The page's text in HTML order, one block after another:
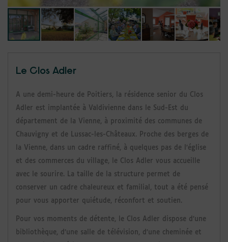
Le Clos Adler
A une demi-heure de Poitiers, la résidence senior du Clos
Adler est implantée à Valdivienne dans le Sud-Est du
département de la Vienne, à proximité des communes de
Chauvigny et de Lussac-les-Châteaux.
Proche des berges de
la Vienne, dans un cadre raffiné, à quelques pas de l’église
et des commerces du village, le Clos Adler vous accueille
avec le sourire. La taille de la structure permet de
conserver un cadre chaleureux et familial, tout a été pensé
pour vous apporter quiétude, réconfort et soutien.
Pour vos moments de détente, le Clos Adler dispose d’une
bibliothèque, d’une salle de télévision, d’une cheminée et